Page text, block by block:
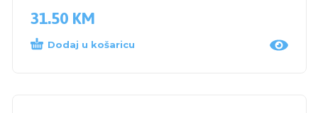
31.50 KM
Dodaj u košaricu